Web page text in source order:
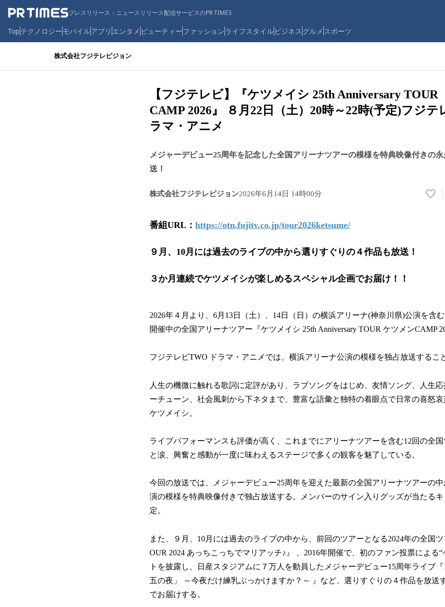
プレスリリース・ニュースリリース配信サービスのPR TIMES
Topテクノロジーモバイルアプリ エンタメ ビューティーファッションライフスタイルビジネス グルメ スポーツ
株式会社フジテレビジョン
【フジテレビ】『ケツメイシ 25th Anniversary
CAMP 2026』 ８月22日（土）20時～22時(予定)フジテ
ラマ・アニメ
メジャーデビュー25周年を記念した全国アリーナツアーの模様を特典映像付きの
送！
株式会社フジテレビジョン2026年6月14日 14時00分
い
で
番組URL： https://otn.fujitv.co.jp/tour2026ketsume/
９月、10月には過去のライブの中から選りすぐりの４作品も放送！
３か月連続でケツメイシが楽しめるスペシャル企画でお届け！！
2026年４月より、6月13日（土）、14日（日）の横浜アリーナ(神奈川県)公演を含
開催中の全国アリーナツアー『ケツメイシ 25th Anniversary TOUR ケツメンCAMP
フジテレビTWO ドラマ・アニメでは、横浜アリーナ公演の模様を独占放送するこ
人生の機微に触れる歌詞に定評があり、ラブソングをはじめ、友情ソング、人生
ーチューン、社会風刺から下ネタまで、豊富な語彙と独特の着眼点で日常の喜怒
ケツメイシ。
ライブパフォーマンスも評価が高く、これまでにアリーナツアーを含む12回の全
と涙、興奮と感動が一度に味わえるステージで多くの観客を魅了している。
今回の放送では、メジャーデビュー25周年を迎えた最新の全国アリーナツアーの
演の模様を特典映像付きで独占放送する。メンバーのサイン入りグッズが当たる
定。
また、９月、10月には過去のライブの中から、前回のツアーとなる2024年の全国
OUR 2024 あっちこっちでマリアッチ♪』 、2016年開催で、初のファン投票による
トを披露し、日産スタジアムに７万人を動員したメジャーデビュー15周年ライブ『
五の夜」 ～今夜だけ練乳ぶっかけますか？～ 』など、選りすぐりの４作品を放送
でお届けする。